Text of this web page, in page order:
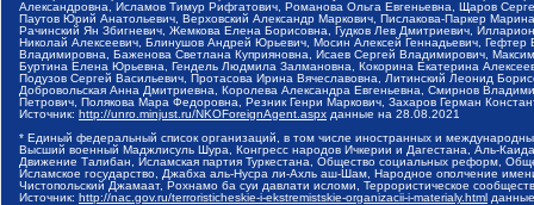
Александровна, Исламов Тимур Рифгатович, Романова Ольга Евгеньевна, Щаров
Паутов Юрий Анатольевич, Верховский Александр Маркович, Пислакова-Паркер
Рачинский Ян Збигневич, Жемкова Елена Борисовна, Гудков Лев Дмитриевич,
Николай Алексеевич, Блинушов Андрей Юрьевич, Мосин Алексей Геннадьевич,
Владимировна, Баженова Светлана Куприяновна, Исаев Сергей Владимирович,
Буртина Елена Юрьевна, Гендель Людмила Залмановна, Кокорина Екатерина
Подузов Сергей Васильевич, Протасова Ирина Вячеславовна, Литинский Леонид
Добровольская Анна Дмитриевна, Королева Александра Евгеньевна, Смирнов
Петрович, Полякова Мара Федоровна, Резник Генри Маркович, Захаров Герман
Источник: http://unro.minjust.ru/NKOForeignAgent.aspx данные на 28.08.2021
* Единый федеральный список организаций, в том числе иностранных и
Высший военный Маджлисуль Шура, Конгресс народов Ичкерии и Дагестана, Аль-
Движение Талибан, Исламская партия Туркестана, Общество социальных реформ,
Исламское государство, Джабха аль-Нусра ли-Ахль аш-Шам, Народное ополчение
Чистопольский Джамаат, Рохнамо ба суи давлати исломи, Террористическое
Источник: http://nac.gov.ru/terroristicheskie-i-ekstremistskie-organizacii-i-materialy.html